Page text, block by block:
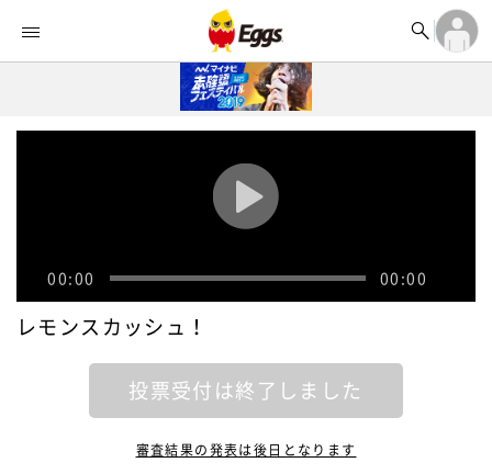


ランキング 
記事 

ログイン
アカウント登録
00:00 00:00
レモンスカッシュ！
投票受付は終了しました
審査結果の発表は後日となります